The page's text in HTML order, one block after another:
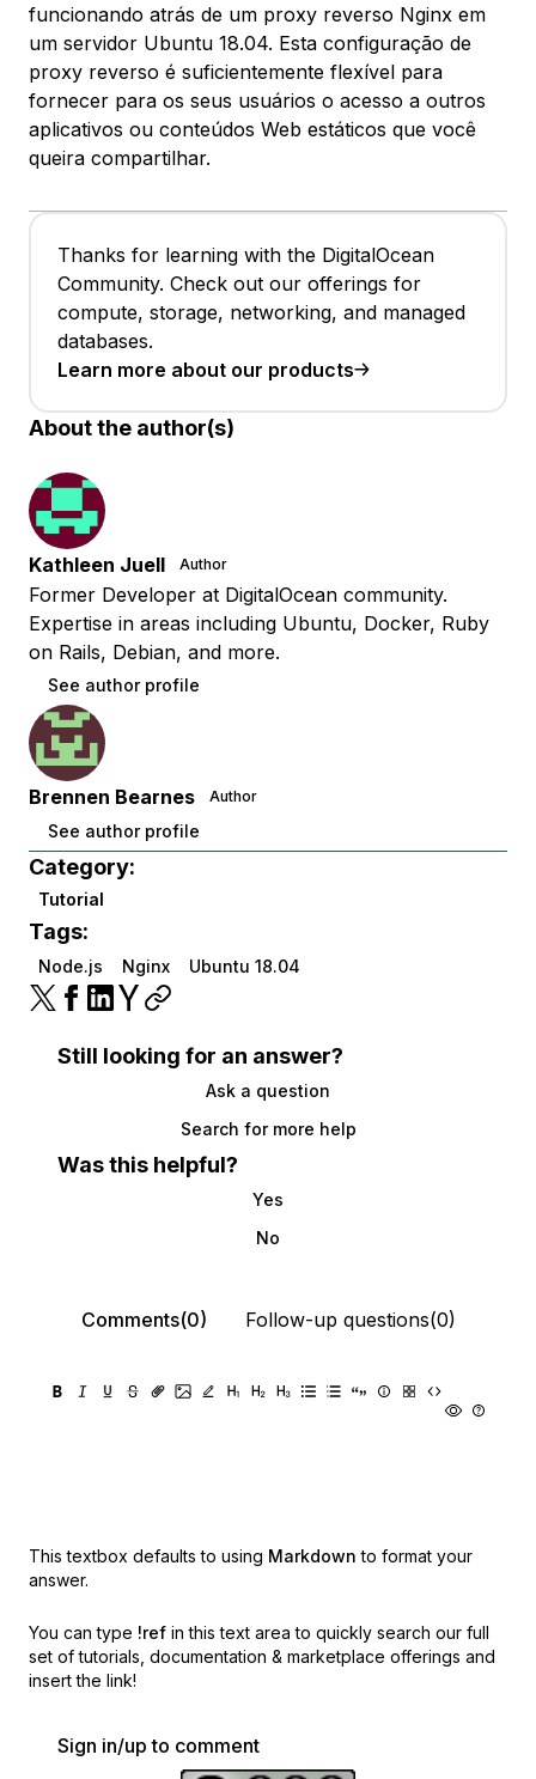
funcionando atrás de um proxy reverso Nginx em
um servidor Ubuntu 18.04. Esta configuração de
proxy reverso é suficientemente flexível para
fornecer para os seus usuários o acesso a outros
aplicativos ou conteúdos Web estáticos que você
queira compartilhar.
Thanks for learning with the DigitalOcean
Community. Check out our offerings for
compute, storage, networking, and managed
databases.
Learn more about our products
About the author(s)
Kathleen Juell Author
Former Developer at DigitalOcean community.
Expertise in areas including Ubuntu, Docker, Ruby
on Rails, Debian, and more.
See author profile
Brennen Bearnes Author
See author profile
Category:
Tutorial
Tags:
Node.js Nginx Ubuntu 18.04
Still looking for an answer?
Ask a question
Search for more help
Was this helpful?
Yes
No
Comments(0) Follow-up questions(0)
This textbox defaults to using Markdown to format your
answer.
You can type !ref in this text area to quickly search our full
set of tutorials, documentation & marketplace offerings and
insert the link!
Sign in/up to comment